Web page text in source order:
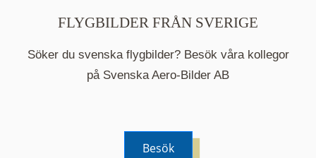
När du klickar på en serie så öppnas en ny flik.
FLYGBILDER FRÅN SVERIGE
Söker du svenska flygbilder? Besök våra kollegor
på Svenska Aero-Bilder AB
Besök